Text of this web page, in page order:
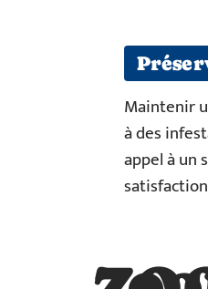
Maintenir
à des
appel à un